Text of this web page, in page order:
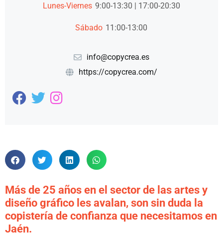
Lunes-Viernes 9:00-13:30 | 17:00-20:30
Sábado 11:00-13:00
info@copycrea.es
https://copycrea.com/
Más de 25 años en el sector de las artes y
diseño gráfico les avalan, son sin duda la
copistería de confianza que necesitamos en
Jaén.